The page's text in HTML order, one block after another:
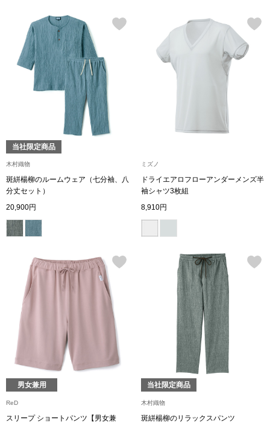
セイコー〉マウリッツハイス美術館公認フェ
ルメールオマージュウオッチ
ランド
帽子
ネクタイ
マフラー／ス
スカーフ／ス
ベルト
傘／日傘
その他
和装
当社限定商品
木村織物
斑絣楊柳のルームウェア（七分袖、八
分丈セット）
20,900円
ミズノ
ドライエアロフローアンダーメンズ半
袖シャツ3枚組
8,910円
男女兼用
ReD
スリープ ショートパンツ【男女兼
当社限定商品
木村織物
斑絣楊柳のリラックスパンツ